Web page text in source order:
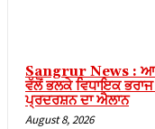
al
Sangrur News :
ਵੱਲੋਂ ਭਲਕੇ ਵਿਧਾਇਕ
ਪ੍ਰਦਰਸ਼ਨ ਦਾ ਐਲਾਨ
August 8, 2026